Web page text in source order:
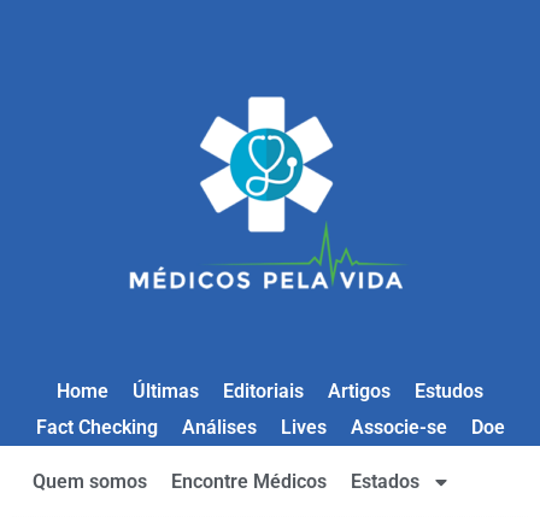
Home Últimas Editoriais Artigos
Estudos
Fact Checking
Análises Lives Associe-se Doe
Quem somos Encontre Médicos Estados